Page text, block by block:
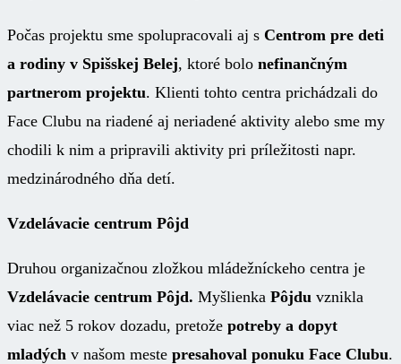
Počas projektu sme spolupracovali aj s Centrom pre deti
a rodiny v Spišskej Belej, ktoré bolo nefinančným
partnerom projektu. Klienti tohto centra prichádzali do
Face Clubu na riadené aj neriadené aktivity alebo sme my
chodili k nim a pripravili aktivity pri príležitosti napr.
medzinárodného dňa detí.
Vzdelávacie centrum Pôjd
Druhou organizačnou zložkou mládežníckeho centra je
Vzdelávacie centrum Pôjd. Myšlienka Pôjdu vznikla
viac než 5 rokov dozadu, pretože potreby a dopyt
mladých v našom meste presahoval ponuku Face Clubu.